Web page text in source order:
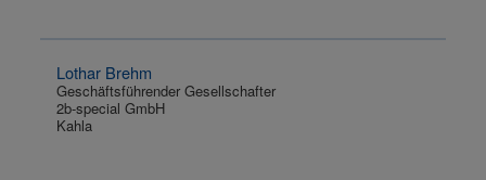
Lothar Brehm
Geschäftsführender Gesellschafter
2b-special GmbH
Kahla